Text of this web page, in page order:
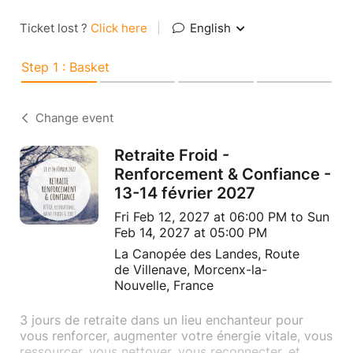
Ticket lost ? Click here English
Step 1 : Basket
Change event
Retraite Froid -
Renforcement & Confiance -
13-14 février 2027
Fri Feb 12, 2027 at 06:00 PM to Sun
Feb 14, 2027 at 05:00 PM
La Canopée des Landes, Route
de Villenave, Morcenx-la-
Nouvelle, France
3 jours de retraite dans un lieu enchanteur pour
vous renforcer, augmenter votre énergie vitale, vous